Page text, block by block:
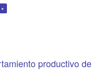
productivo